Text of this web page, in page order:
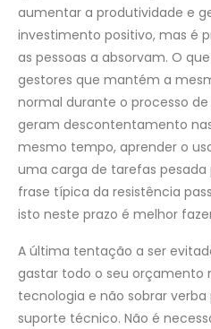
aumentar a produtividade e
investimento positivo, mas é
as pessoas a absorvam. O
gestores que mantém a
normal durante o processo
geram descontentamento
mesmo tempo, aprender o
uma carga de tarefas
frase típica da resistência
isto neste prazo é melhor
A última tentação a ser
gastar todo o seu orçamento
tecnologia e não sobrar
suporte técnico. Não é